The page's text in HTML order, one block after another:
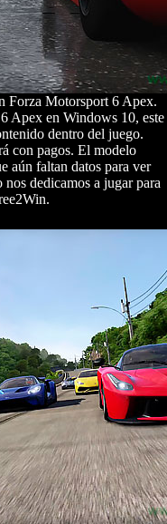
Forza Motorsport 6 Apex.
Apex en Windows 10, este
dentro del juego.
con pagos. El modelo
aún faltan datos para ver
dedicamos a jugar para